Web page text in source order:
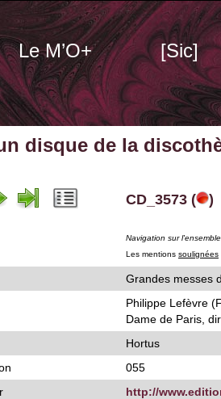
Le M’O+ [Sic]
disque de la
CD_3573 ( )
Navigation sur
Les mentions soulignées
Grandes
Philippe Lefèvre
Dame de Paris,
Hortus
055
http://